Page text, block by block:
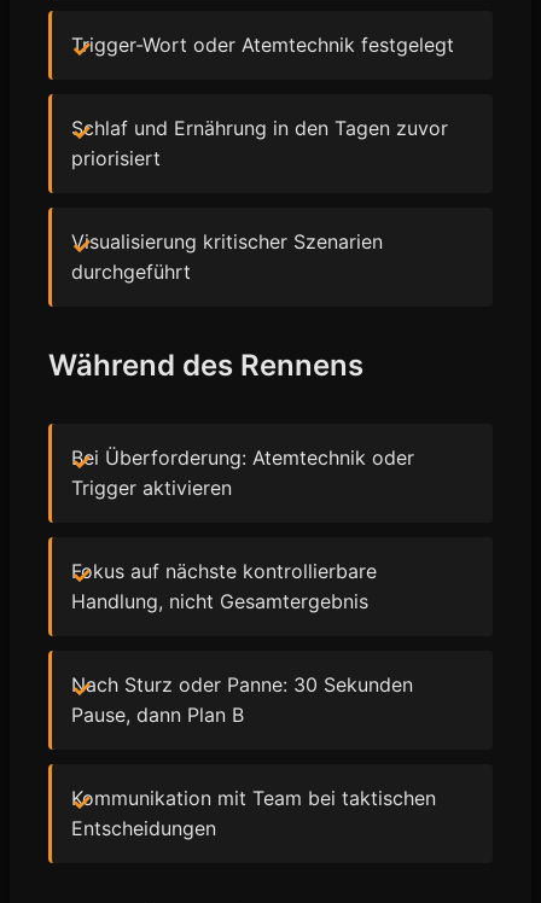
Trigger-Wort oder Atemtechnik festgelegt
Schlaf und Ernährung in den Tagen zuvor
priorisiert
Visualisierung kritischer Szenarien
durchgeführt
Während des Rennens
Bei Überforderung: Atemtechnik oder
Trigger aktivieren
Fokus auf nächste kontrollierbare
Handlung, nicht Gesamtergebnis
Nach Sturz oder Panne: 30 Sekunden
Pause, dann Plan B
Kommunikation mit Team bei taktischen
Entscheidungen